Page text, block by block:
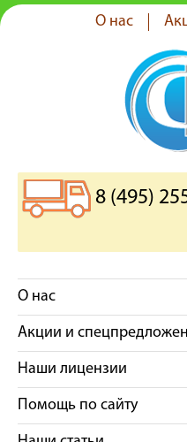
О нас
8 (495)
О нас
Акции и
Наши лицензии
Помощь по сайту